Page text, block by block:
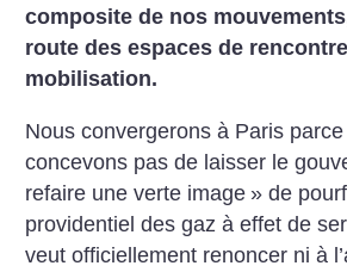
composite de nos
route des espaces de
mobilisation.
Nous convergerons à Paris
concevons pas de laisser le
refaire une verte image » de
providentiel des gaz à effet de
veut officiellement renoncer ni à